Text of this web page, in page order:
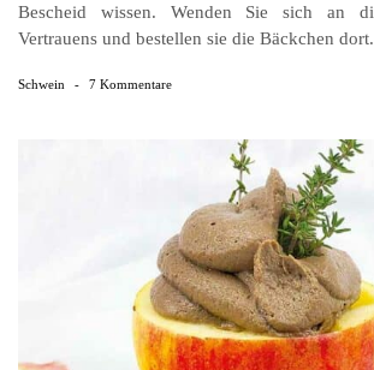
Bescheid wissen. Wenden Sie sich an
Vertrauens und bestellen sie die Bäckchen dort.
Schwein - 7 Kommentare